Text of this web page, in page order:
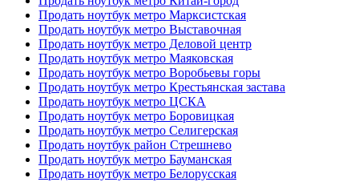
Продать ноутбук метро Марксистская
Продать ноутбук метро Выставочная
Продать ноутбук метро Деловой центр
Продать ноутбук метро Маяковская
Продать ноутбук метро Воробьевы горы
Продать ноутбук метро Крестьянская застава
Продать ноутбук метро ЦСКА
Продать ноутбук метро Боровицкая
Продать ноутбук метро Селигерская
Продать ноутбук район Стрешнево
Продать ноутбук метро Бауманская
Продать ноутбук метро Белорусская